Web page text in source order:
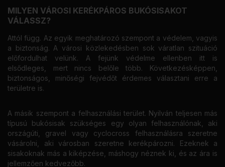
MILYEN VÁROSI KERÉKPÁROS BUKÓSISAKOT
VÁLASSZ?
Attól függ. Az egyik meghatározó szempont a védelem, vagyis
a biztonság. A városi közlekedésben sok váratlan szituáció
előfordulhat velünk. A fejünk védelme ellenben itt is
elsődleges, mert nincs belőle több. Következésképpen,
biztonságos, minőségi fejvédőt érdemes választani erre a
területre is.
A másik szempont a felhasználási terület. Nyilván teljesen más
típusú bukósisak szükséges egy olyan felhasználónak, aki
országúti, gravel vagy cyclocross felhasználásra szeretne
vásárolni, aki városban szeretne kerékpározni. Ezeknek a
sisakoknak más a kiképzése, máshogy néznek ki, és az ára is
jellemzően kedvezőbb.